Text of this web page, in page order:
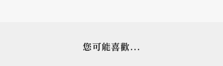
您可能喜歡...